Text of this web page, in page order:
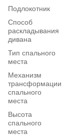
Подлокотник
Способ
раскладывания
дивана
Тип спального
места
Механизм
трансформации
спального
места
Высота
спального
места